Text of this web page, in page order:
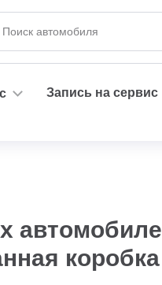
Запись на сервис